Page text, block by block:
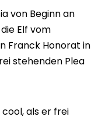
von Beginn an
Elf vom
Franck Honorat in
stehenden Plea
als er frei